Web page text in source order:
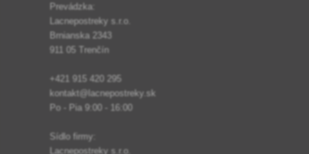
Prevádzka:
Lacnepostreky s.r.o.
Brnianska 2343
911 05 Trenčín
+421 915 420 295
kontakt@lacnepostreky.sk
Po - Pia 9:00 - 16:00
Sídlo firmy:
Lacnepostreky s.r.o.